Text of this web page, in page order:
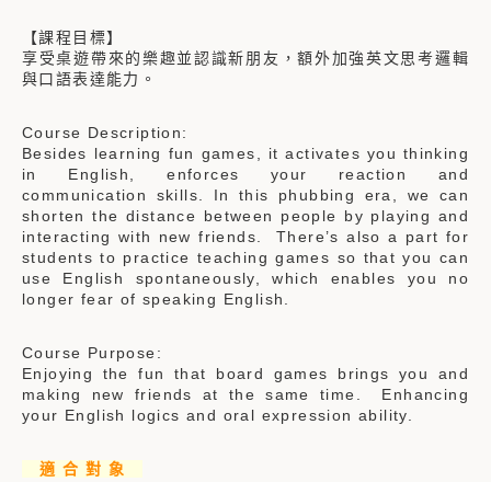
【課程目標】
享受桌遊帶來的樂趣並認識新朋友，額外加強英文思考邏輯
與口語表達能力。
Course Description:
Besides learning fun games, it activates you thinking
in English, enforces your reaction and
communication skills. In this phubbing era, we can
shorten the distance between people by playing and
interacting with new friends. There’s also a part for
students to practice teaching games so that you can
use English spontaneously, which enables you no
longer fear of speaking English.
Course Purpose:
Enjoying the fun that board games brings you and
making new friends at the same time. Enhancing
your English logics and oral expression ability.
適 合 對 象